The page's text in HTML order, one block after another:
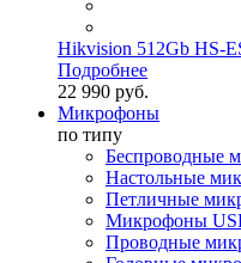
Hikvision 512Gb HS-
Подробнее
22 990 руб.
Микрофоны
по типу
Беспроводные
Настольные
Петличные
Микрофоны
Проводные